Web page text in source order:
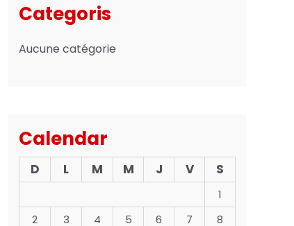
Categoris
Aucune catégorie
Calendar
D L M M J V S
1
2
3 4 5 6 7
8